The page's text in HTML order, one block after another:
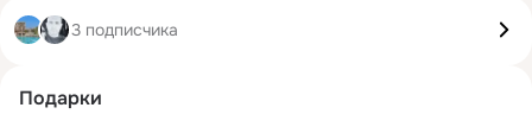
3 подписчика
Подарки